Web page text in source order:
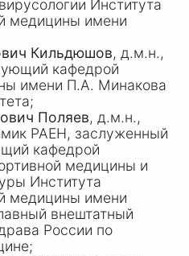
Института
медицины имени
Кильдюшов, д.м.н.,
кафедрой
имени П.А. Минакова
Поляев, д.м.н.,
РАЕН, заслуженный
кафедрой
медицины и
Института
медицины имени
внештатный
России по